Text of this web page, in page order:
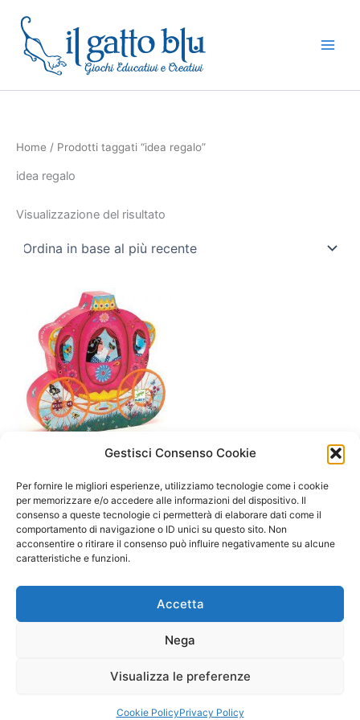
Gestisci Consenso Cookie
Per fornire le migliori esperienze, utilizziamo tecnologie come i cookie
per memorizzare e/o accedere alle informazioni del dispositivo. Il
consenso a queste tecnologie ci permetterà di elaborare dati come il
comportamento di navigazione o ID unici su questo sito. Non
acconsentire o ritirare il consenso può influire negativamente su alcune
caratteristiche e funzioni.
Accetta
Nega
Visualizza le preferenze
Cookie PolicyPrivacy Policy
contenuto
Home / Prodotti taggati “idea regalo”
idea regalo
Visualizzazione del risultato
Puzzle La carrozza di Elise -
Djeco
16,50€
Select options
Copyright © 2026 Il Gatto Blu Giochi educativi Montessori e